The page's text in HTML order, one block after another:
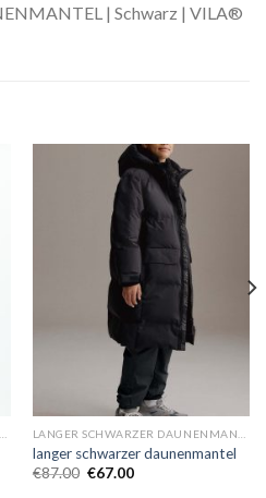
| Schwarz | VILA®
langer schwarzer daunenmantel
€87.00 €67.00